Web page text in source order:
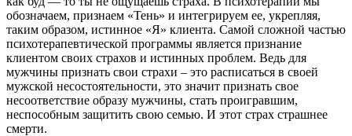
обозначаем, признаем «Тень» и интегрируем ее, укрепляя,
таким образом, истинное «Я» клиента. Самой сложной частью
психотерапевтической программы является признание
клиентом своих страхов и истинных проблем. Ведь для
мужчины признать свои страхи – это расписаться в своей
мужской несостоятельности, это значит признать свое
несоответствие образу мужчины, стать проигравшим,
неспособным защитить свою семью. И этот страх страшнее
смерти.